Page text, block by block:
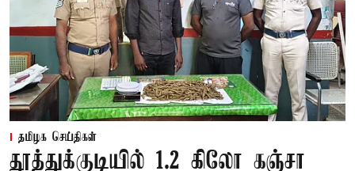
தமிழக செய்திகள்
தூத்துக்குடியில் 1.2 கிலோ கஞ்சா